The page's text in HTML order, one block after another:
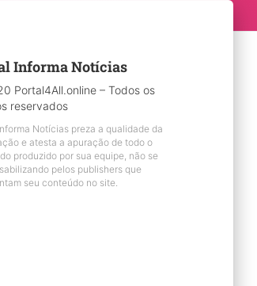
Informa Notícias
Portal4All.online – Todos os
reservados
Notícias preza a qualidade da
e atesta a apuração de todo o
produzido por sua equipe, não se
pelos publishers que
seu conteúdo no site.